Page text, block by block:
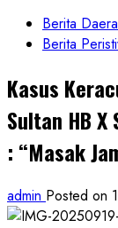
Berita
Berita
Kasus
Sultan HB
: “Masak
admin Posted on